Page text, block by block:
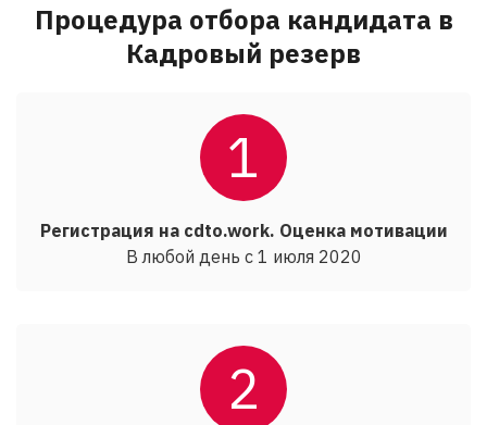
Процедура отбора кандидата в
Кадровый резерв
1
Регистрация на cdto.work. Оценка мотивации
В любой день с 1 июля 2020
2